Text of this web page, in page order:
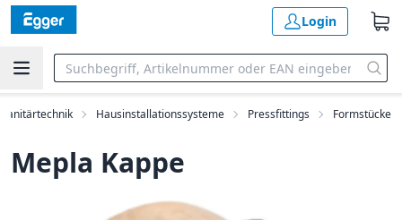
Login
Sanitärtechnik Hausinstallationssysteme Pressfittings Formstücke
Mepla Kappe